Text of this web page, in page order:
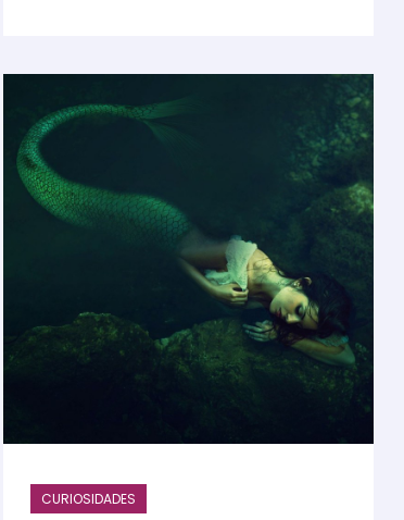
CURIOSIDADES